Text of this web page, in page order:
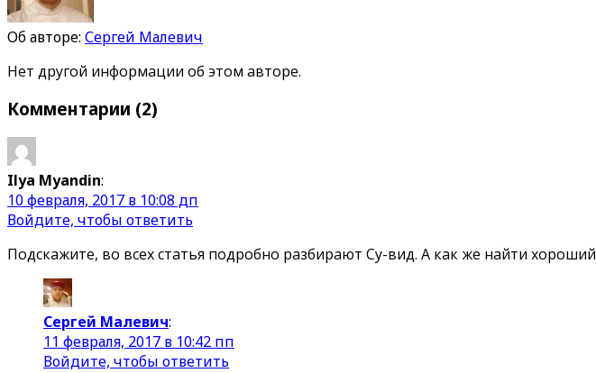
Об авторе: Сергей Малевич
Нет другой информации об этом авторе.
Комментарии (2)
Ilya Myandin:
10 февраля, 2017 в 10:08 дп
Войдите, чтобы ответить
Подскажите, во всех статья подробно разбирают Су-вид. А как же найти
Сергей Малевич:
11 февраля, 2017 в 10:42 пп
Войдите, чтобы ответить